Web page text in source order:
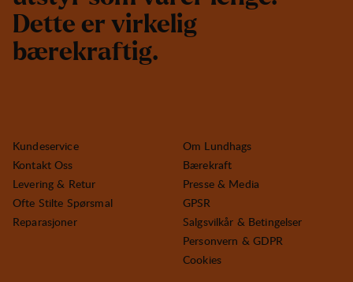
Dette er virkelig
bærekraftig.
Kundeservice
Kontakt Oss
Levering & Retur
Ofte Stilte Spørsmal
Reparasjoner
Om Lundhags
Bærekraft
Presse & Media
GPSR
Salgsvilkår & Betingelser
Personvern & GDPR
Cookies